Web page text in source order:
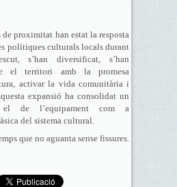
de proximitat han estat la resposta
polítiques culturals locals durant
s’han diversificat, s’han
el territori amb la promesa
activar la vida comunitària i
expansió ha consolidat un
de l’equipament com a
del sistema cultural.
que no aguanta sense fissures.